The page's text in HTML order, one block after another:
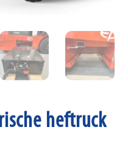
heftruck